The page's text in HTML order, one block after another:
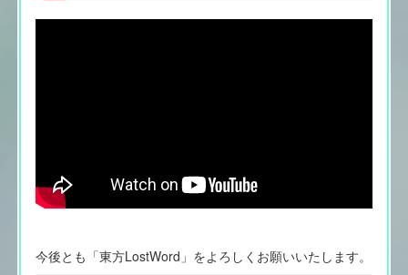
今後とも「東方LostWord」をよろしくお願いいたします。